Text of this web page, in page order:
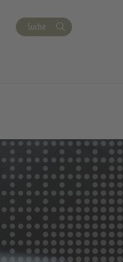
Suche